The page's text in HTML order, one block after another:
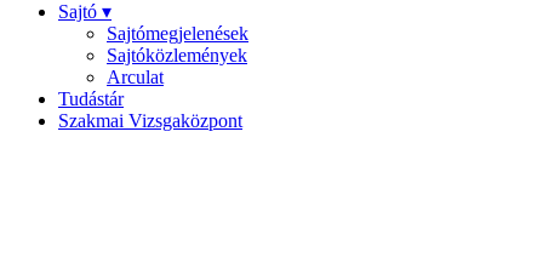
Sajtó ▾
Sajtómegjelenések
Sajtóközlemények
Arculat
Tudástár
Szakmai Vizsgaközpont